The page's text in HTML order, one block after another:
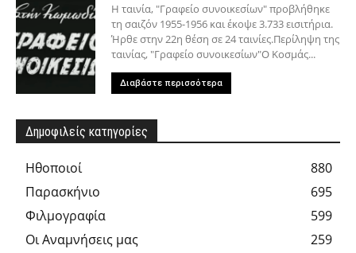
Η ταινία, "Γραφείο συνοικεσίων" προβλήθηκε
τη σαιζόν 1955-1956 και έκοψε 3.733 εισιτήρια.
Ήρθε στην 22η θέση σε 24 ταινίες.Περίληψη της
ταινίας, "Γραφείο συνοικεσίων"Ο Κοσμάς...
Διαβάστε περισσότερα
Δημοφιλείς κατηγορίες
Hθοποιοί
880
Παρασκήνιο
695
Φιλμογραφία
599
Οι Αναμνήσεις μας
259